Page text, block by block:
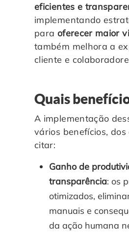
eficientes e
implementando
para oferecer maior
também melhora a
cliente e
Quais
A implementação
vários benefícios,
citar:
Ganho de
transparência: os
otimizados,
manuais e
da ação humana